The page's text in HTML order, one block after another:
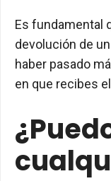
Es fundamental
devolución de
haber pasado
en que recibes